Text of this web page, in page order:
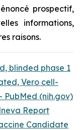
prospectif,
informations,
raisons.
blinded phase 1
Vero cell-
PubMed (nih.gov)
Report
Candidate